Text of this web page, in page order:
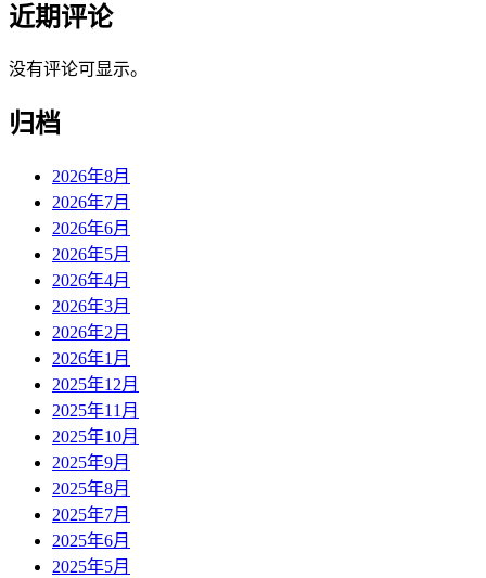
近期评论
没有评论可显示。
归档
2026年8月
2026年7月
2026年6月
2026年5月
2026年4月
2026年3月
2026年2月
2026年1月
2025年12月
2025年11月
2025年10月
2025年9月
2025年8月
2025年7月
2025年6月
2025年5月